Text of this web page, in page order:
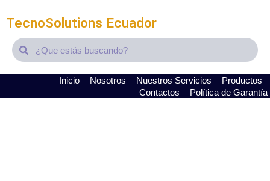
TecnoSolutions Ecuador
SearchSearch
Inicio Nosotros Nuestros Servicios
Productos
Contactos
Política de Garantía